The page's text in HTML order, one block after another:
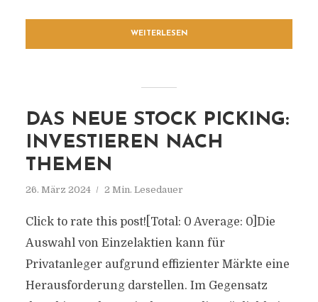
WEITERLESEN
DAS NEUE STOCK PICKING:
INVESTIEREN NACH
THEMEN
26. März 2024 2 Min. Lesedauer
Click to rate this post![Total: 0 Average: 0]Die
Auswahl von Einzelaktien kann für
Privatanleger aufgrund effizienter Märkte eine
Herausforderung darstellen. Im Gegensatz